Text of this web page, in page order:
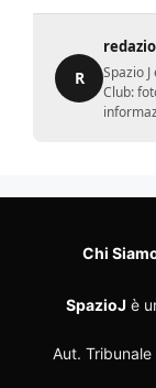
R
Spazio
Club:
Chi
SpazioJ è
Aut.